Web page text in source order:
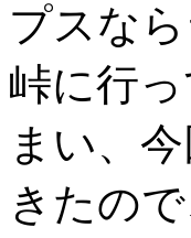
プスな
峠に行
まい、
きたの